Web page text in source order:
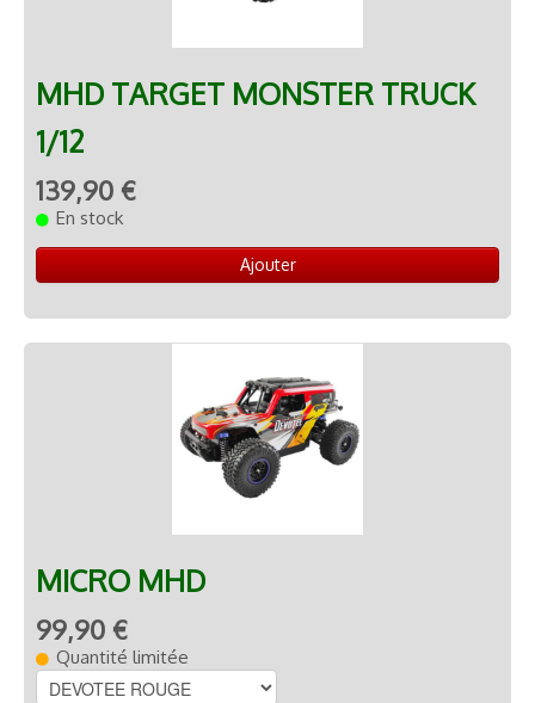
MHD TARGET MONSTER TRUCK
1/12
139,90 €
En stock
Ajouter
MICRO MHD
99,90 €
Quantité limitée